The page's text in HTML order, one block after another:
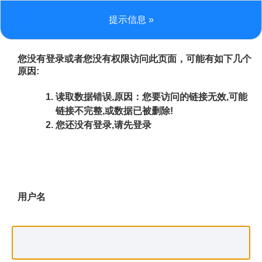
提示信息 »
您没有登录或者您没有权限访问此页面，可能有如下几个
原因:
读取数据错误,原因：您要访问的链接无效,可能
链接不完整,或数据已被删除!
您还没有登录,请先登录
用户名